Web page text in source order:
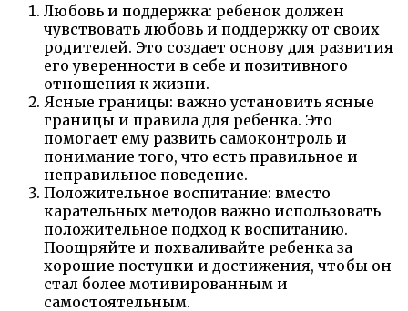
Любовь и поддержка: ребенок должен
чувствовать любовь и поддержку от своих
родителей. Это создает основу для развития
его уверенности в себе и позитивного
отношения к жизни.
Ясные границы: важно установить ясные
границы и правила для ребенка. Это
помогает ему развить самоконтроль и
понимание того, что есть правильное и
неправильное поведение.
Положительное воспитание: вместо
карательных методов важно использовать
положительное подход к воспитанию.
Поощряйте и похваливайте ребенка за
хорошие поступки и достижения, чтобы он
стал более мотивированным и
самостоятельным.